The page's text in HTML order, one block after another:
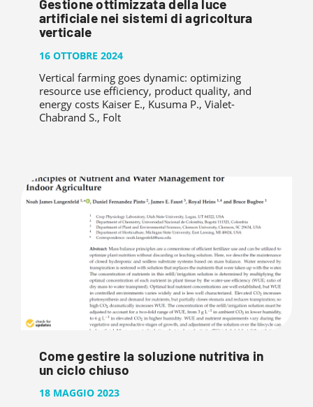
Gestione ottimizzata della luce
artificiale nei sistemi di agricoltura
verticale
16 OTTOBRE 2024
Vertical farming goes dynamic: optimizing
resource use efficiency, product quality, and
energy costs Kaiser E., Kusuma P., Vialet-
Chabrand S., Folt
Come gestire la soluzione nutritiva in
un ciclo chiuso
18 MAGGIO 2023